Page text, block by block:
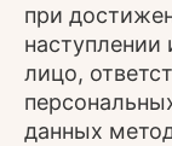
при
наступлении
лицо,
данных